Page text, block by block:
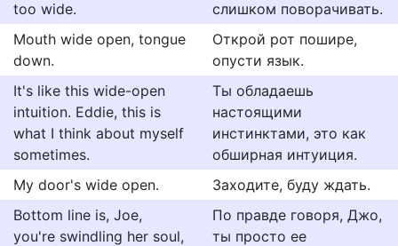
too wide.
слишком поворачивать.
Mouth wide open, tongue
down.
Открой рот пошире,
опусти язык.
It's like this wide-open
intuition. Eddie, this is
what I think about myself
sometimes.
Ты обладаешь
настоящими
инстинктами, это как
обширная интуиция.
My door's wide open.
Заходите, буду ждать.
Bottom line is, Joe,
you're swindling her soul,
По правде говоря, Джо,
ты просто ее